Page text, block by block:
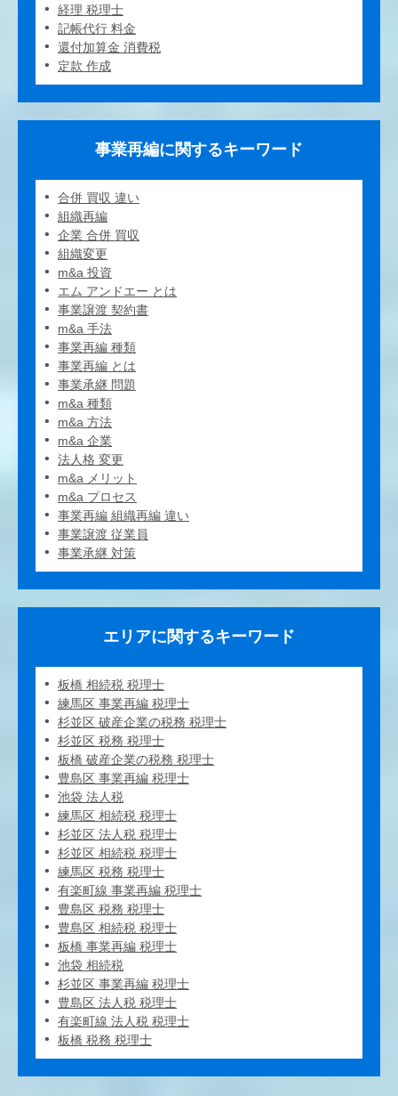
経理 税理士
記帳代行 料金
還付加算金 消費税
定款 作成
事業再編に関するキーワード
合併 買収 違い
組織再編
企業 合併 買収
組織変更
m&a 投資
エム アンドエー とは
事業譲渡 契約書
m&a 手法
事業再編 種類
事業再編 とは
事業承継 問題
m&a 種類
m&a 方法
m&a 企業
法人格 変更
m&a メリット
m&a プロセス
事業再編 組織再編 違い
事業譲渡 従業員
事業承継 対策
エリアに関するキーワード
板橋 相続税 税理士
練馬区 事業再編 税理士
杉並区 破産企業の税務 税理士
杉並区 税務 税理士
板橋 破産企業の税務 税理士
豊島区 事業再編 税理士
池袋 法人税
練馬区 相続税 税理士
杉並区 法人税 税理士
杉並区 相続税 税理士
練馬区 税務 税理士
有楽町線 事業再編 税理士
豊島区 税務 税理士
豊島区 相続税 税理士
板橋 事業再編 税理士
池袋 相続税
杉並区 事業再編 税理士
豊島区 法人税 税理士
有楽町線 法人税 税理士
板橋 税務 税理士